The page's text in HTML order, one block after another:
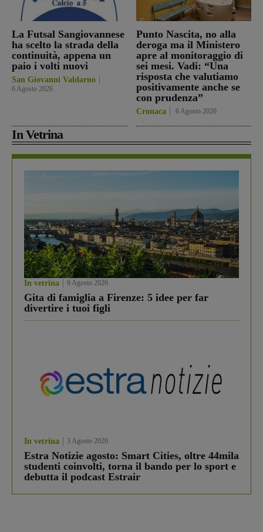
La Futsal Sangiovannese
ha scelto la strada della
continuità, appena un
paio i volti nuovi
San Giovanni Valdarno
6 Agosto 2026
Punto Nascita, no alla
deroga ma il Ministero
apre al monitoraggio di
sei mesi. Vadi: “Una
risposta che valutiamo
positivamente anche se
con prudenza”
Cronaca 6 Agosto 2026
In Vetrina
In vetrina 6 Agosto 2026
Gita di famiglia a Firenze: 5 idee per far
divertire i tuoi figli
In vetrina 3 Agosto 2026
Estra Notizie agosto: Smart Cities, oltre 44mila
studenti coinvolti, torna il bando per lo sport e
debutta il podcast Estrair